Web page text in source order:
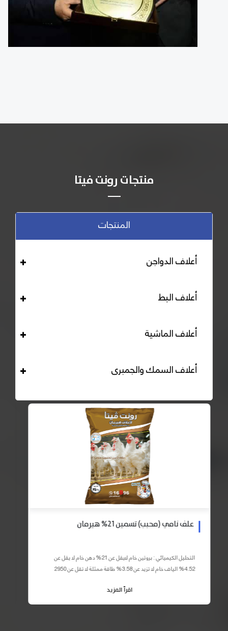
منتجات رونت فيتا
المنتجات
أعلاف الدواجن
أعلاف البط
أعلاف الماشية
أعلاف السمك والجمبرى
علف نامي (محبب) تسمين 21% هيرمان
التحليل الكيميائي : بروتين خام لايقل عن 21% دهن خام لا يقل عن
4.52% الياف خام لا تزيد عن 3.58% طاقة ممثلة لا تقل عن 2950
اقرأ المزيد